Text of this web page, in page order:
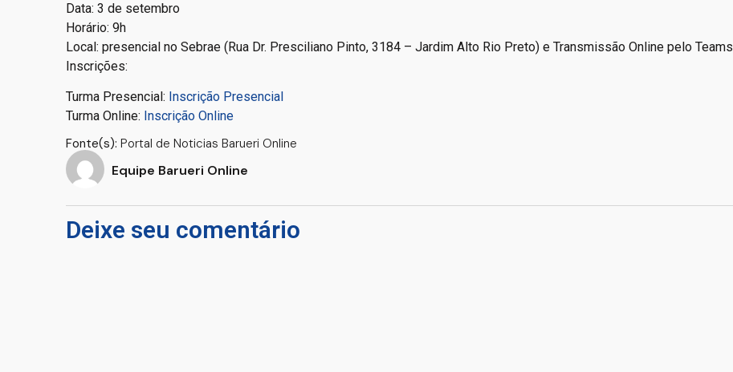
Data: 3 de setembro
Horário: 9h
Local: presencial no Sebrae (Rua Dr. Presciliano Pinto, 3184 – Jardim Alto Rio Preto) e Transmissão Online pelo Teams
Inscrições:
Turma Presencial: Inscrição Presencial
Turma Online: Inscrição Online
Fonte(s): Portal de Noticias Barueri Online
Equipe Barueri Online
Deixe seu comentário